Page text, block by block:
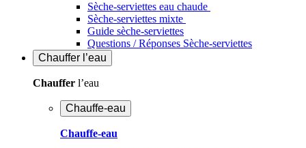
Sèche-serviettes eau chaude
Sèche-serviettes mixte
Guide sèche-serviettes
Questions / Réponses Sèche-serviettes
Chauffer l’eau
Chauffer l’eau
Chauffe-eau
Chauffe-eau